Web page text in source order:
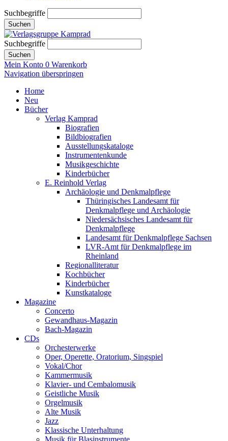
Suchbegriffe
Suchen
Suchbegriffe
Suchen
Mein Konto 0 Warenkorb
Navigation überspringen
Home
Neu
Bücher
Verlag Kamprad
Biografien
Bildbiografien
Ausstellungskataloge
Instrumentenkunde
Musikgeschichte
Kinderbücher
E. Reinhold Verlag
Archäologie und Denkmalpflege
Thüringisches Landesamt für
Denkmalpflege und Archäologie
Niedersächsisches Landesamt für
Denkmalpflege
Landesamt für Denkmalpflege Sachsen
LVR-Amt für Denkmalpflege im
Rheinland
Regionalliteratur
Kochbücher
Kinderbücher
Kunstkataloge
Magazine
Concerto
Gewandhaus-Magazin
Bach-Magazin
CDs
Orchesterwerke
Oper, Operette, Oratorium, Singspiel
Vokal/Chor
Kammermusik
Klavier- und Cembalomusik
Geistliche Musik
Orgelmusik
Alte Musik
Jazz
Klassische Unterhaltung
Musik für Blasinstrumente